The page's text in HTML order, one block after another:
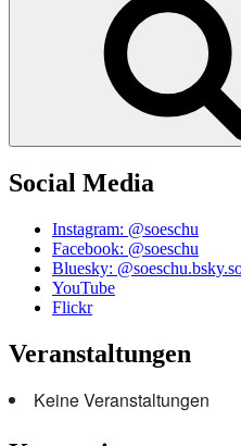
Social Media
Instagram: @soeschu
Facebook: @soeschu
Bluesky:
YouTube
Flickr
Veranstaltungen
Keine Veranstaltungen